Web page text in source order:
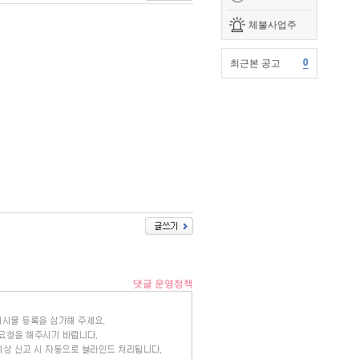
체불사업주
최근본 공고 0